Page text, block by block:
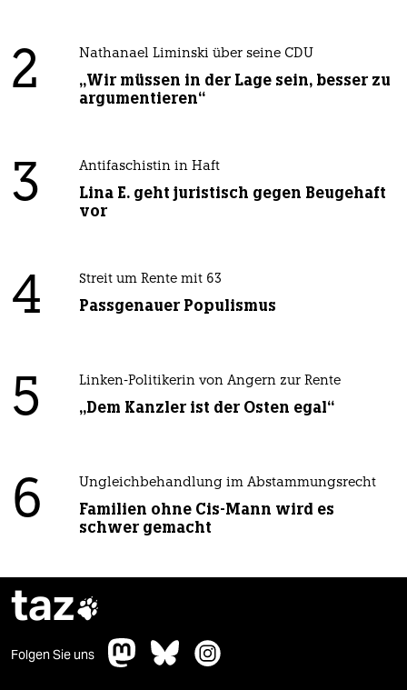
2 Nathanael Liminski über seine CDU
„Wir müssen in der Lage sein, besser zu
argumentieren“
3 Antifaschistin in Haft
Lina E. geht juristisch gegen Beugehaft
vor
4 Streit um Rente mit 63
Passgenauer Populismus
5 Linken-Politikerin von Angern zur Rente
„Dem Kanzler ist der Osten egal“
6 Ungleichbehandlung im Abstammungsrecht
Familien ohne Cis-Mann wird es
schwer gemacht
taz
Folgen Sie uns